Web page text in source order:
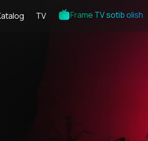
TV Frame TV sotib olish